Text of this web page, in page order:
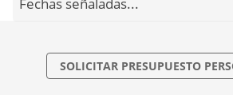
SOLICITAR PRESUPUESTO